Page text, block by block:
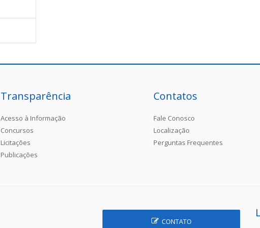
Transparência
Acesso à Informação
Concursos
Licitações
Publicações
Contatos
Fale Conosco
Localização
Perguntas Frequentes
CONTATO